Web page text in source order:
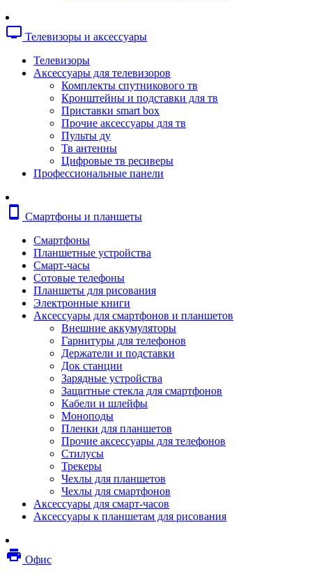
Телефония
Рации
Консоли для мини-атс
Системные телефоны
Телефоны
Телефоны dect
Торговое оборудование
Детектор валют
Счетчики банкнот
Калькуляторы
Мебель
Стулья и кресла
Столы
Мебельные аксессуары
Аксессуары для кресел
Вешалки
Коврики защитные
Эргономика
Опции для устройств печати, копирования и
сканирования
Сетевое оборудование
Маршрутизаторы
Модемы
Точки доступа
Сетевые адаптеры
Коммутаторы
Расширители беспроводной сети
Wi-fi антенны
Инструмент
Кабель
Монтажные компоненты
tv Телевизоры и аксессуары
Телевизоры
Аксессуары для телевизоров
Комплекты спутникового тв
Кронштейны и подставки для тв
Приставки smart box
Прочие аксессуары для тв
Пульты ду
Тв антенны
Цифровые тв ресиверы
Профессиональные панели
smartphone
Смартфоны и планшеты
Смартфоны
Планшетные устройства
Смарт-часы
Сотовые телефоны
Планшеты для рисования
Электронные книги
Аксессуары для смартфонов и планшетов
Внешние аккумуляторы
Гарнитуры для телефонов
Держатели и подставки
Док станции
Зарядные устройства
Защитные стекла для смартфонов
Кабели и шлейфы
Моноподы
Пленки для планшетов
Прочие аксессуары для телефонов
Стилусы
Трекеры
Чехлы для планшетов
Чехлы для смартфонов
Аксессуары для смарт-часов
Аксессуары к планшетам для рисования
local_printshop Офис